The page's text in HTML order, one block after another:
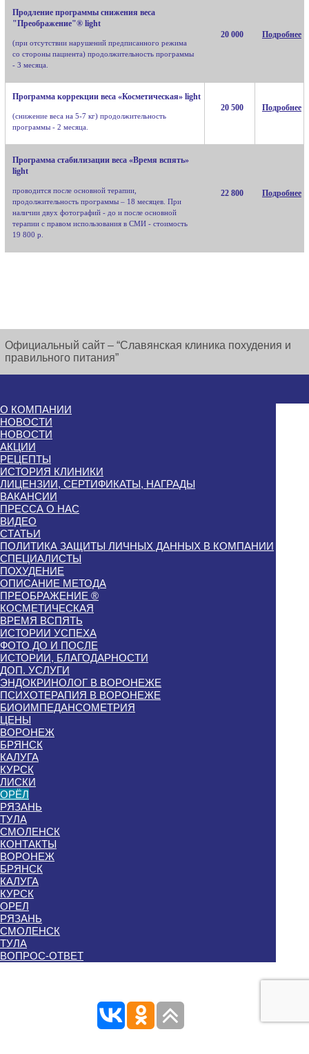
Продление программы снижения веса
"Преображение"® light
(при отсутствии нарушений предписанного режима
со стороны пациента) продолжительность программы
- 3 месяца.
20 000 Подробнее
Программа коррекции веса «Косметическая» light
(снижение веса на 5-7 кг) продолжительность
программы - 2 месяца.
20 500 Подробнее
Программа стабилизации веса «Время вспять»
light
проводится после основной терапии,
продолжительность программы – 18 месяцев. При
наличии двух фотографий - до и после основной
терапии с правом использования в СМИ - стоимость
19 800 р.
22 800 Подробнее
Официальный сайт – “Славянская клиника похудения и
правильного питания”
О КОМПАНИИ
НОВОСТИ
НОВОСТИ
АКЦИИ
РЕЦЕПТЫ
ИСТОРИЯ КЛИНИКИ
ЛИЦЕНЗИИ, СЕРТИФИКАТЫ, НАГРАДЫ
ВАКАНСИИ
ПРЕССА О НАС
ВИДЕО
СТАТЬИ
ПОЛИТИКА ЗАЩИТЫ ЛИЧНЫХ ДАННЫХ В КОМПАНИИ
СПЕЦИАЛИСТЫ
ПОХУДЕНИЕ
ОПИСАНИЕ МЕТОДА
ПРЕОБРАЖЕНИЕ ®
КОСМЕТИЧЕСКАЯ
ВРЕМЯ ВСПЯТЬ
ИСТОРИИ УСПЕХА
ФОТО ДО И ПОСЛЕ
ИСТОРИИ, БЛАГОДАРНОСТИ
ДОП. УСЛУГИ
ЭНДОКРИНОЛОГ В ВОРОНЕЖЕ
ПСИХОТЕРАПИЯ В ВОРОНЕЖЕ
БИОИМПЕДАНСОМЕТРИЯ
ЦЕНЫ
ВОРОНЕЖ
БРЯНСК
КАЛУГА
КУРСК
ЛИСКИ
ОРЁЛ
РЯЗАНЬ
ТУЛА
СМОЛЕНСК
КОНТАКТЫ
ВОРОНЕЖ
БРЯНСК
КАЛУГА
КУРСК
ОРЕЛ
РЯЗАНЬ
СМОЛЕНСК
ТУЛА
ВОПРОС-ОТВЕТ